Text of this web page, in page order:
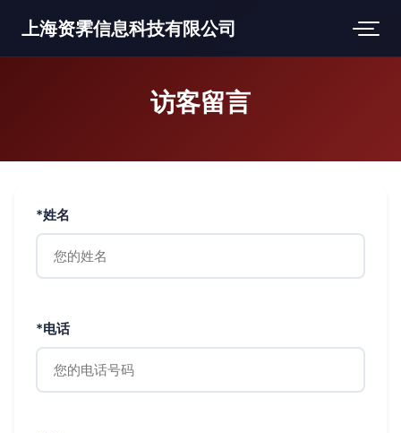
上海资霁信息科技有限公司
访客留言
*姓名
*电话